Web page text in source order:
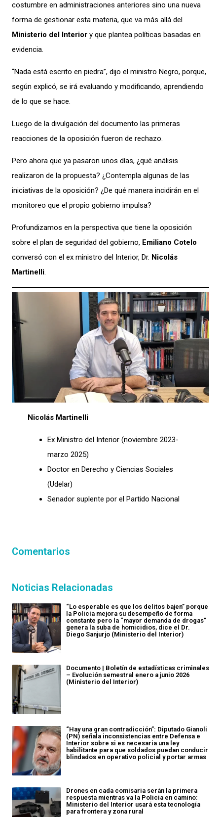
costumbre en administraciones anteriores sino una nueva
forma de gestionar esta materia, que va más allá del
Ministerio del Interior y que plantea políticas basadas en
evidencia.
“Nada está escrito en piedra”, dijo el ministro Negro, porque,
según explicó, se irá evaluando y modificando, aprendiendo
de lo que se hace.
Luego de la divulgación del documento las primeras
reacciones de la oposición fueron de rechazo.
Pero ahora que ya pasaron unos días, ¿qué análisis
realizaron de la propuesta? ¿Contempla algunas de las
iniciativas de la oposición? ¿De qué manera incidirán en el
monitoreo que el propio gobierno impulsa?
Profundizamos en la perspectiva que tiene la oposición
sobre el plan de seguridad del gobierno, Emiliano Cotelo
conversó con el ex ministro del Interior, Dr. Nicolás
Martinelli.
Nicolás Martinelli
Ex Ministro del Interior (noviembre 2023-
marzo 2025)
Doctor en Derecho y Ciencias Sociales
(Udelar)
Senador suplente por el Partido Nacional
Comentarios
Noticias Relacionadas
“Lo esperable es que los delitos bajen” porque
la Policía mejora su desempeño de forma
constante pero la “mayor demanda de drogas”
genera la suba de homicidios, dice el Dr.
Diego Sanjurjo (Ministerio del Interior)
Documento | Boletín de estadísticas criminales
– Evolución semestral enero a junio 2026
(Ministerio del Interior)
“Hay una gran contradicción”: Diputado Gianoli
(PN) señala inconsistencias entre Defensa e
Interior sobre si es necesaria una ley
habilitante para que soldados puedan conducir
blindados en operativo policial y portar armas
Drones en cada comisaria serán la primera
respuesta mientras va la Policía en camino:
Ministerio del Interior usará esta tecnología
para frontera y zona rural